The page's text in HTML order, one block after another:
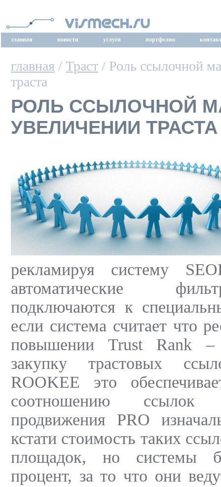
главная новости услуги портфолио
главная / Траст / Роль ссылочной
траста
РОЛЬ ССЫЛОЧНОЙ
УВЕЛИЧЕНИИ ТРАСТА
рекламируя систему
автоматические
подключаются к
если система считает что
повышении Trust Rank –
закупку трастовых
ROOKEE это
соотношению ссылок
продвижения PRO
кстати стоимость таких
площадок, но системы
процент, за то что они